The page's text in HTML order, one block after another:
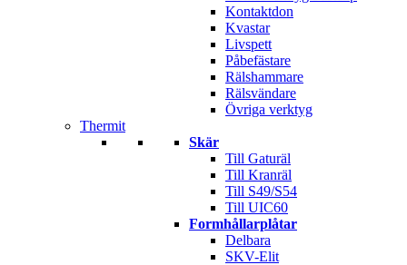
Kontaktdon
Kvastar
Livspett
Påbefästare
Rälshammare
Rälsvändare
Övriga verktyg
Thermit
Skär
Till Gaturäl
Till Kranräl
Till S49/S54
Till UIC60
Formhållarplåtar
Delbara
SKV-Elit